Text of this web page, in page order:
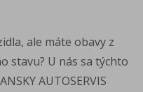
ale máte obavy z
stavu? U nás sa týchto
AUTOSERVIS